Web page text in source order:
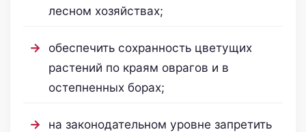
лесном хозяйствах;
обеспечить сохранность цветущих
растений по краям оврагов и в
остепненных борах;
на законодательном уровне запретить